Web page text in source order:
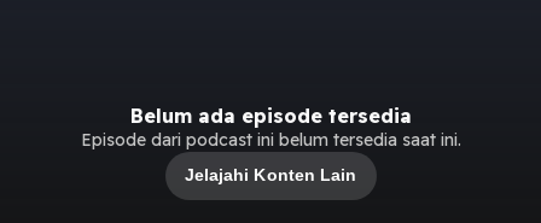
Belum ada episode tersedia
Episode dari podcast ini belum tersedia saat ini.
Jelajahi Konten Lain